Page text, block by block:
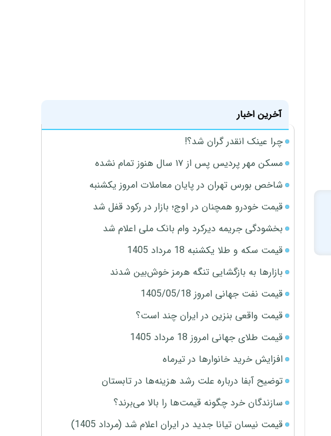
آخرین اخبار
چرا عینک انقدر گران شد؟!
مسکن مهر پردیس پس از ۱۷ سال هنوز تمام نشده
شاخص بورس تهران در پایان معاملات امروز یکشنبه
قیمت خودرو همچنان در اوج؛ بازار در رکود قفل شد
بخشودگی جریمه دیرکرد وام بانک ملی اعلام شد
قیمت سکه و طلا یکشنبه 18 مرداد 1405
بازارها به بازگشایی تنگه هرمز خوش‌بین شدند
قیمت نفت جهانی امروز 1405/05/18
قیمت واقعی بنزین در ایران چند است؟
قیمت طلای جهانی امروز 18 مرداد 1405
افزایش خرید خانوارها در تیرماه
توضیح آبفا درباره علت رشد هزینه‌ها در تابستان
سازندگان خرد چگونه قیمت‌ها را بالا می‌برند؟
قیمت نیسان تیانا جدید در ایران اعلام شد (مرداد 1405)